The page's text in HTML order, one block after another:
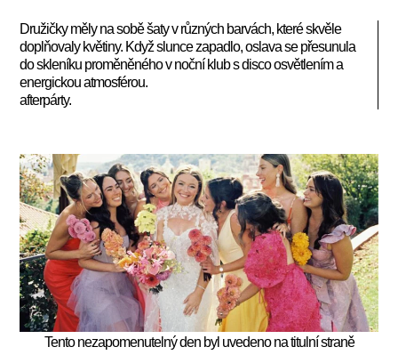
Družičky měly na sobě šaty v různých barvách, které skvěle
doplňovaly květiny. Když slunce zapadlo, oslava se přesunula
do skleníku proměněného v noční klub s disco osvětlením a
energickou atmosférou.
afterpárty.
Tento nezapomenutelný den byl uvedeno na titulní straně